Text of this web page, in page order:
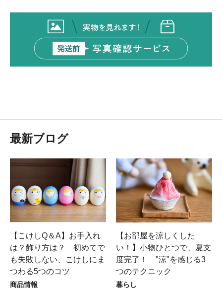
最新ブログ
【こけしQ＆A】お手入れ
は？飾り方は？ 初めてで
も失敗しない、こけしにま
つわる5つのコツ
商品情報
【お部屋を涼しくした
い！】小物ひとつで、夏支
度完了！ "涼"を感じる3
つのテクニック
暮らし